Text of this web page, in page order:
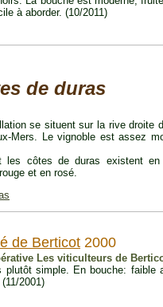
à aborder. (10/2011)
de duras
se situent sur la rive droite
Mers. Le vignoble est assez
les côtes de duras existent
et en rosé.
de Berticot 2000
Les viticulteurs de
plutôt simple. En bouche:
2001)